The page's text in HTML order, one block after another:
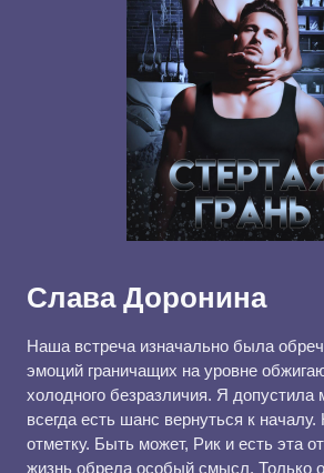
Слава Доронина
Наша встреча изначально была
эмоций граничащих на уровне
холодного безразличия. Я допустила
всегда есть шанс вернуться к
отметку. Быть может, Рик и есть эта
жизнь обрела особый смысл. Только